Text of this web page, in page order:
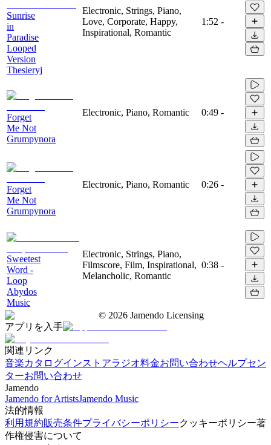
Sunrise
in
Paradise
Looped
Version
Thesieryj
Electronic, Strings, Piano,
Love, Corporate, Happy,
Inspirational, Romantic
1:52 -
Forget
Me Not
Grumpynora
Electronic, Piano, Romantic 0:49 -
Forget
Me Not
Grumpynora
Electronic, Piano, Romantic 0:26 -
Sweetest
Word -
Loop
Abydos
Music
Electronic, Strings, Piano,
Filmscore, Film, Inspirational,
Melancholic, Romantic
0:38 -
© 2026 Jamendo Licensing
アプリを入手
関連リンク
音楽カタログインストアラジオ料金お問い合わせヘルプセン
ターお問い合わせ
Jamendo
Jamendo for ArtistsJamendo Music
法的情報
利用規約販売条件プライバシーポリシークッキーポリシー著
作権侵害について